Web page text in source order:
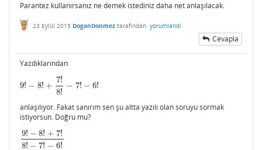
Parantez kullanırsanız ne demek istediniz daha net anlaşılacak.
23 Eylül 2015 DoganDonmez tarafından yorumlandı
Cevapla
Yazdıklarından
9! − 8! +
7!
8!
− 7! − 6!
9!− 8!+ 7!8 −7 −6 !
anlaşılıyor. Fakat sanırım sen şu altta yazılı olan soruyu sormak
istiyorsun. Doğru mu?
9! − 8! + 7!
8! − 7! − 6!
9!−8!+7!8!−7!−